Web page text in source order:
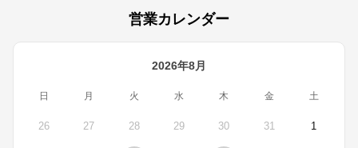
営業カレンダー
2026年8月
日 月 火 水 木 金 土
26 27 28 29 30 31 1